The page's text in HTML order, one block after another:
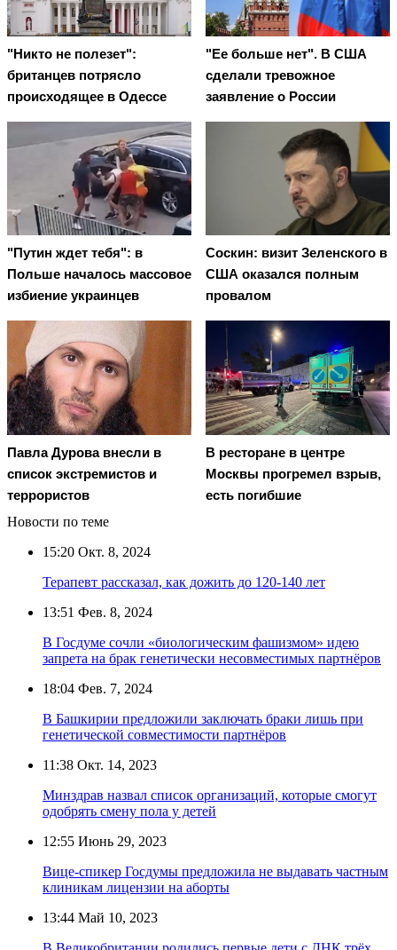
"Никто не полезет":
британцев потрясло
происходящее в Одессе
"Ее больше нет". В США
сделали тревожное
заявление о России
"Путин ждет тебя": в
Польше началось массовое
избиение украинцев
Соскин: визит Зеленского в
США оказался полным
провалом
Павла Дурова внесли в
список экстремистов и
террористов
В ресторане в центре
Москвы прогремел взрыв,
есть погибшие
Новости по теме
15:20 Окт. 8, 2024
Терапевт рассказал, как дожить до 120-140 лет
13:51 Фев. 8, 2024
В Госдуме сочли «биологическим фашизмом» идею
запрета на брак генетически несовместимых партнёров
18:04 Фев. 7, 2024
В Башкирии предложили заключать браки лишь при
генетической совместимости партнёров
11:38 Окт. 14, 2023
Минздрав назвал список организаций, которые смогут
одобрять смену пола у детей
12:55 Июнь 29, 2023
Вице-спикер Госдумы предложила не выдавать частным
клиникам лицензии на аборты
13:44 Май 10, 2023